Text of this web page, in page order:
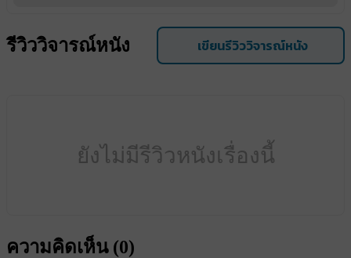
รีวิววิจารณ์หนัง เขียนรีวิววิจารณ์หนัง
ยังไม่มีรีวิวหนังเรื่องนี้
ความคิดเห็น (0)